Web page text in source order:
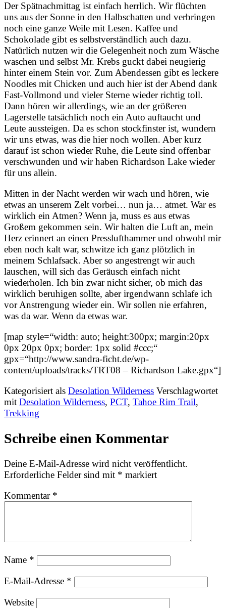
Der Spätnachmittag ist einfach herrlich. Wir flüchten
uns aus der Sonne in den Halbschatten und verbringen
noch eine ganze Weile mit Lesen. Kaffee und
Schokolade gibt es selbstverständlich auch dazu.
Natürlich nutzen wir die Gelegenheit noch zum Wäsche
waschen und selbst Mr. Krebs guckt dabei neugierig
hinter einem Stein vor. Zum Abendessen gibt es leckere
Noodles mit Chicken und auch hier ist der Abend dank
Fast-Vollmond und vieler Sterne wieder richtig toll.
Dann hören wir allerdings, wie an der größeren
Lagerstelle tatsächlich noch ein Auto auftaucht und
Leute aussteigen. Da es schon stockfinster ist, wundern
wir uns etwas, was die hier noch wollen. Aber kurz
darauf ist schon wieder Ruhe, die Leute sind offenbar
verschwunden und wir haben Richardson Lake wieder
für uns allein.
Mitten in der Nacht werden wir wach und hören, wie
etwas an unserem Zelt vorbei… nun ja… atmet. War es
wirklich ein Atmen? Wenn ja, muss es aus etwas
Großem gekommen sein. Wir halten die Luft an, mein
Herz erinnert an einen Presslufthammer und obwohl mir
eben noch kalt war, schwitze ich ganz plötzlich in
meinem Schlafsack. Aber so angestrengt wir auch
lauschen, will sich das Geräusch einfach nicht
wiederholen. Ich bin zwar nicht sicher, ob mich das
wirklich beruhigen sollte, aber irgendwann schlafe ich
vor Anstrengung wieder ein. Wir sollen nie erfahren,
was da war. Wenn da etwas war.
[map style=“width: auto; height:300px; margin:20px
0px 20px 0px; border: 1px solid #ccc;“
gpx=“http://www.sandra-ficht.de/wp-
content/uploads/tracks/TRT08 – Richardson Lake.gpx“]
Kategorisiert als Desolation Wilderness Verschlagwortet
mit Desolation Wilderness, PCT, Tahoe Rim Trail,
Trekking
Schreibe einen Kommentar
Deine E-Mail-Adresse wird nicht veröffentlicht.
Erforderliche Felder sind mit * markiert
Kommentar *
Name *
E-Mail-Adresse *
Website